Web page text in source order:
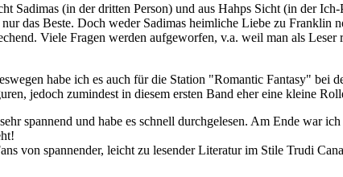
Sadimas (in der dritten Person) und aus Hahps Sicht (in der
das Beste. Doch weder Sadimas heimliche Liebe zu
Viele Fragen werden aufgeworfen, v.a. weil man als
habe ich es auch für die Station "Romantic Fantasy" bei
jedoch zumindest in diesem ersten Band eher eine kleine
spannend und habe es schnell durchgelesen. Am Ende war
von spannender, leicht zu lesender Literatur im Stile Trudi